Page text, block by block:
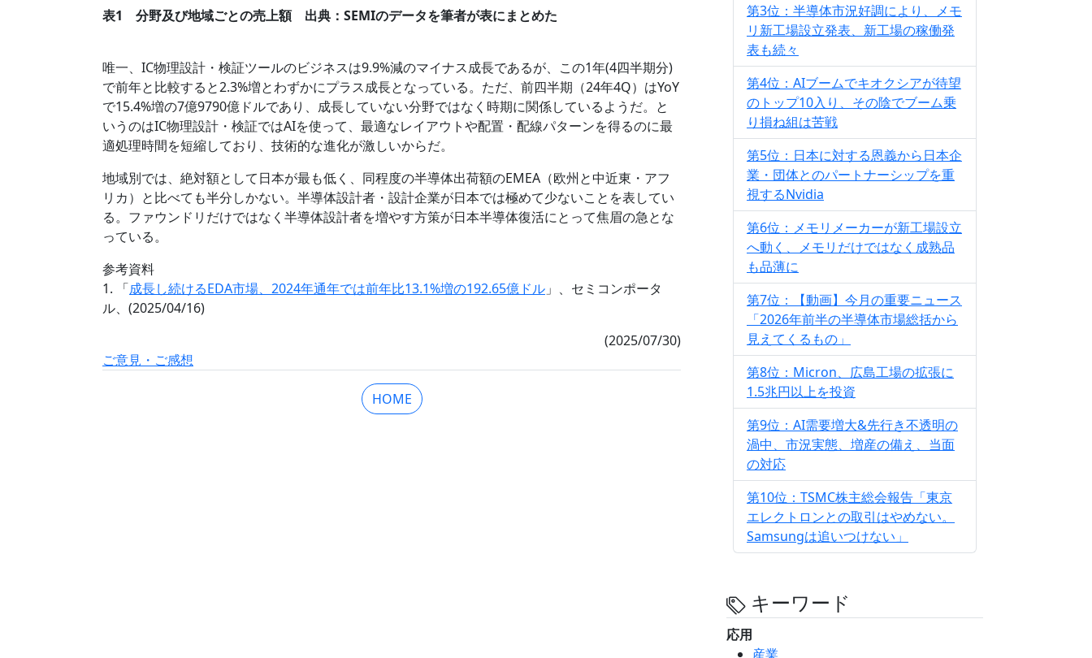
表1 分野及び地域ごとの売上額 出典：SEMIのデータを筆者が表にまとめた
唯一、IC物理設計・検証ツールのビジネスは9.9%減のマイナス成長であるが、この1年(4四半期分)
で前年と比較すると2.3%増とわずかにプラス成長となっている。ただ、前四半期（24年4Q）はYoY
で15.4%増の7億9790億ドルであり、成長していない分野ではなく時期に関係しているようだ。と
いうのはIC物理設計・検証ではAIを使って、最適なレイアウトや配置・配線パターンを得るのに最
適処理時間を短縮しており、技術的な進化が激しいからだ。
地域別では、絶対額として日本が最も低く、同程度の半導体出荷額のEMEA（欧州と中近東・アフ
リカ）と比べても半分しかない。半導体設計者・設計企業が日本では極めて少ないことを表してい
る。ファウンドリだけではなく半導体設計者を増やす方策が日本半導体復活にとって焦眉の急とな
っている。
参考資料
1. 「成長し続けるEDA市場、2024年通年では前年比13.1%増の192.65億ドル 」、セミコンポータ
ル、(2025/04/16)
(2025/07/30)
ご意見・ご感想
HOME
第3位：半導体市況好調により、メモ
リ新工場設立発表、新工場の稼働発
表も続々
第4位：AIブームでキオクシアが待望
のトップ10入り、その陰でブーム乗
り損ね組は苦戦
第5位：日本に対する恩義から日本企
業・団体とのパートナーシップを重
視するNvidia
第6位：メモリメーカーが新工場設立
へ動く、メモリだけではなく成熟品
も品薄に
第7位：【動画】今月の重要ニュース
「2026年前半の半導体市場総括から
見えてくるもの」
第8位：Micron、広島工場の拡張に
1.5兆円以上を投資
第9位：AI需要増大&先行き不透明の
渦中、市況実態、増産の備え、当面
の対応
第10位：TSMC株主総会報告「東京
エレクトロンとの取引はやめない。
Samsungは追いつけない」
キーワード
応用
産業